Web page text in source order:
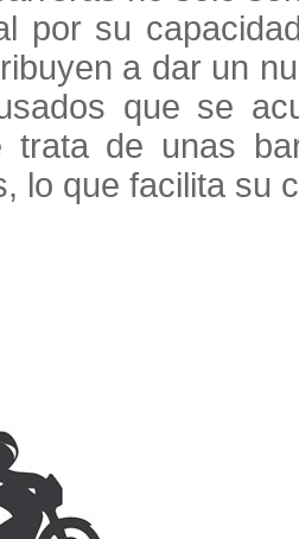
por su
a dar un
que se
trata de unas
lo que facilita su